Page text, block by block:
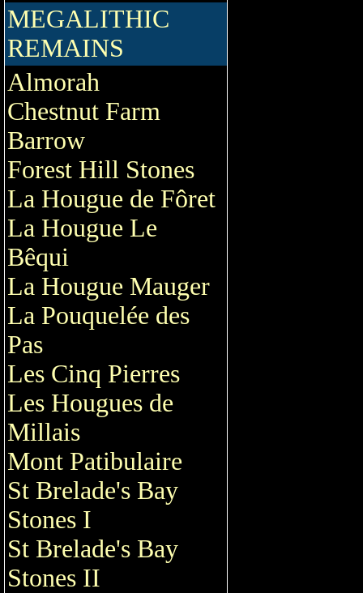
MEGALITHIC
REMAINS
Almorah
Chestnut Farm
Barrow
Forest Hill Stones
La Hougue de Fôret
La Hougue Le
Bêqui
La Hougue Mauger
La Pouquelée des
Pas
Les Cinq Pierres
Les Hougues de
Millais
Mont Patibulaire
St Brelade's Bay
Stones I
St Brelade's Bay
Stones II